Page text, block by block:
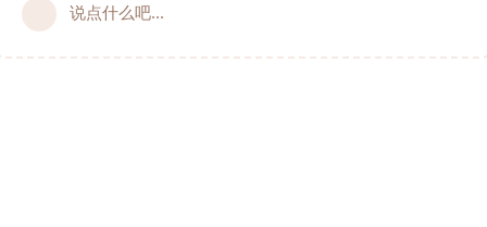
说点什么吧...